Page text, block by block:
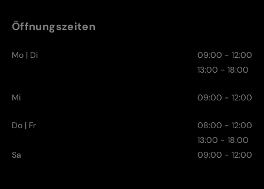
Öffnungszeiten
Mo | Di
09:00 - 12:00
13:00 - 18:00
Mi 09:00 - 12:00
Do | Fr
08:00 - 12:00
13:00 - 18:00
Sa
09:00 - 12:00